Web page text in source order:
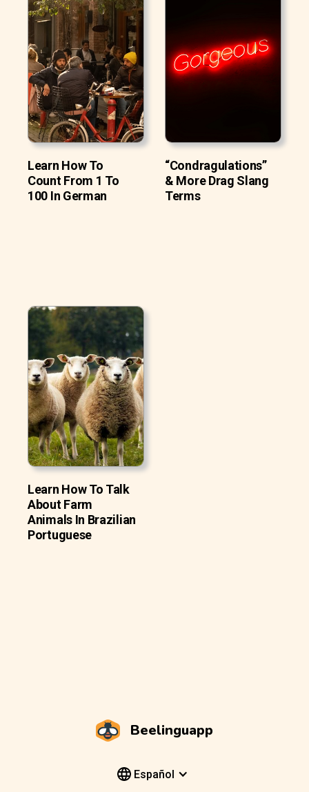
Learn How To
Count From 1 To
100 In German
“Condragulations”
& More Drag Slang
Terms
Learn How To Talk
About Farm
Animals In Brazilian
Portuguese
Beelinguapp
Español